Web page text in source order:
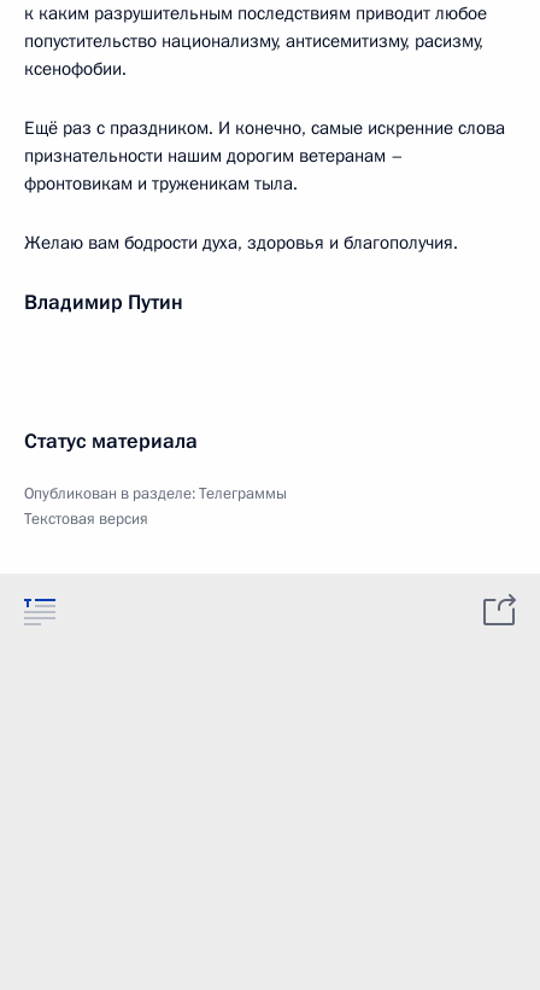
к каким разрушительным последствиям приводит любое
попустительство национализму, антисемитизму, расизму,
ксенофобии.
Ещё раз с праздником. И конечно, самые искренние слова
признательности нашим дорогим ветеранам –
фронтовикам и труженикам тыла.
Желаю вам бодрости духа, здоровья и благополучия.
Владимир Путин
Статус материала
Опубликован в разделе:Телеграммы
Текстовая версия